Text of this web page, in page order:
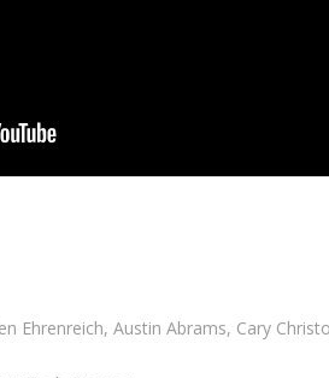
Ehrenreich, Austin Abrams, Cary